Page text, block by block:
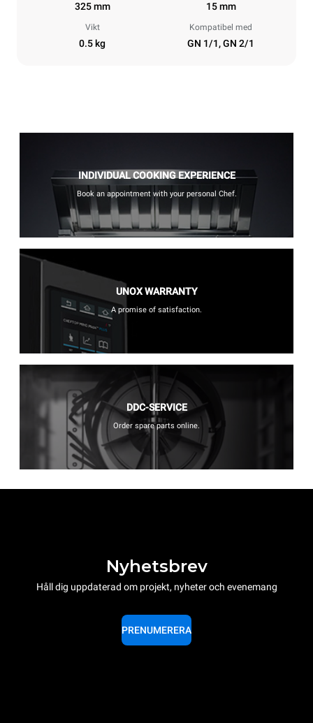
325 mm 15 mm
Vikt
0.5 kg
Kompatibel med
GN 1/1, GN 2/1
INDIVIDUAL COOKING EXPERIENCE
Book an appointment with your personal Chef.
UNOX WARRANTY
A promise of satisfaction.
DDC-SERVICE
Order spare parts online.
Nyhetsbrev
Håll dig uppdaterad om projekt, nyheter och evenemang
PRENUMERERA